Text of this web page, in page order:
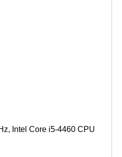
Intel Core i5-4460 CPU